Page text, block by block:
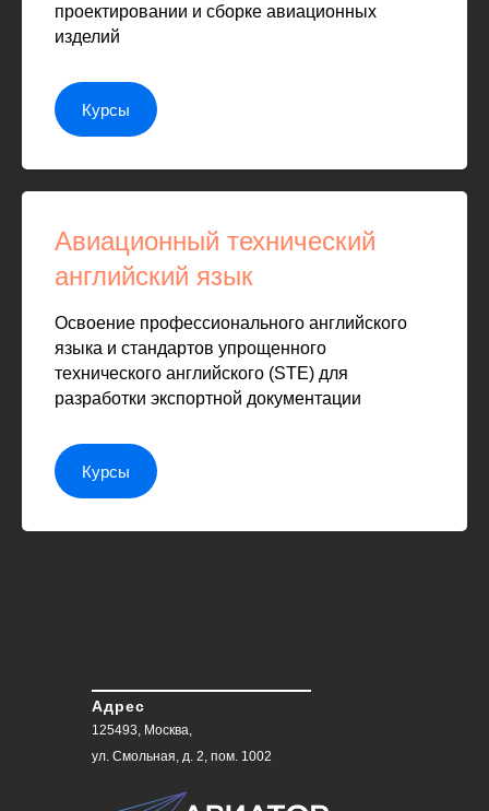
проектировании и сборке авиационных
изделий
Курсы
Авиационный технический
английский язык
Освоение профессионального английского
языка и стандартов упрощенного
технического английского (STE) для
разработки экспортной документации
Курсы
Адрес
125493, Москва,
ул. Смольная, д. 2, пом. 1002